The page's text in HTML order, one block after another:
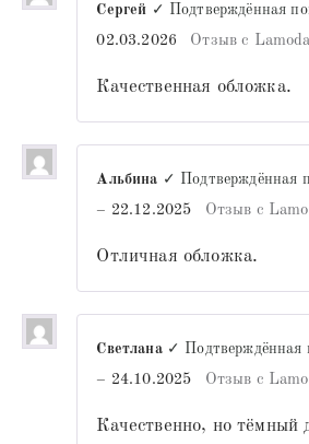
Сергей ✓ Подтверждённая
02.03.2026
Отзыв с Lamoda
Качественная обложка.
Альбина ✓ Подтверждённая
– 22.12.2025 Отзыв с
Отличная обложка.
Светлана ✓ Подтверждённая
– 24.10.2025 Отзыв с
Качественно, но тёмный